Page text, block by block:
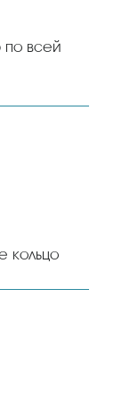
по всей
кольцо